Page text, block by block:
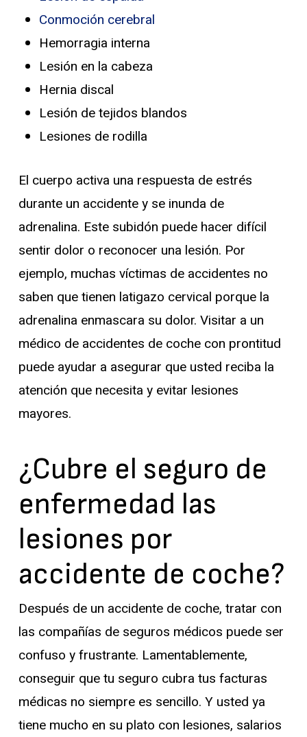
Conmoción cerebral
Hemorragia interna
Lesión en la cabeza
Hernia discal
Lesión de tejidos blandos
Lesiones de rodilla
El cuerpo activa una respuesta de estrés
durante un accidente y se inunda de
adrenalina. Este subidón puede hacer difícil
sentir dolor o reconocer una lesión. Por
ejemplo, muchas víctimas de accidentes no
saben que tienen latigazo cervical porque la
adrenalina enmascara su dolor. Visitar a un
médico de accidentes de coche con prontitud
puede ayudar a asegurar que usted reciba la
atención que necesita y evitar lesiones
mayores.
¿Cubre el seguro de
enfermedad las
lesiones por
accidente de coche?
Después de un accidente de coche, tratar con
las compañías de seguros médicos puede ser
confuso y frustrante. Lamentablemente,
conseguir que tu seguro cubra tus facturas
médicas no siempre es sencillo. Y usted ya
tiene mucho en su plato con lesiones, salarios